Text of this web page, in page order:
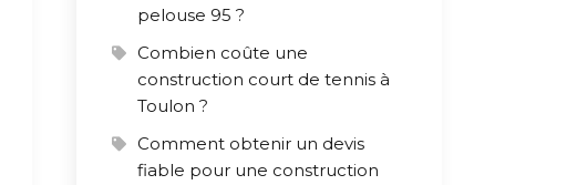
pelouse 95 ?
Combien coûte une
construction court de tennis à
Toulon ?
Comment obtenir un devis
fiable pour une construction